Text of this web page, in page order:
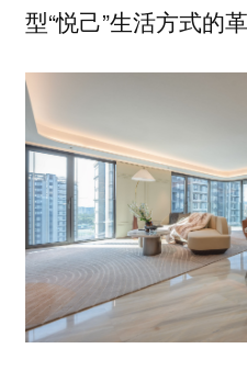
型“悦己”生活方式的革